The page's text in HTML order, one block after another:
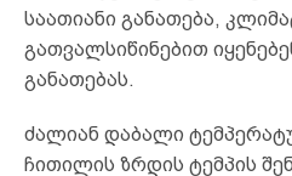
საათიანი განათება,
გათვალსიწინებით
განათებას.
ძალიან დაბალი
ჩითილის ზრდის ტემპის